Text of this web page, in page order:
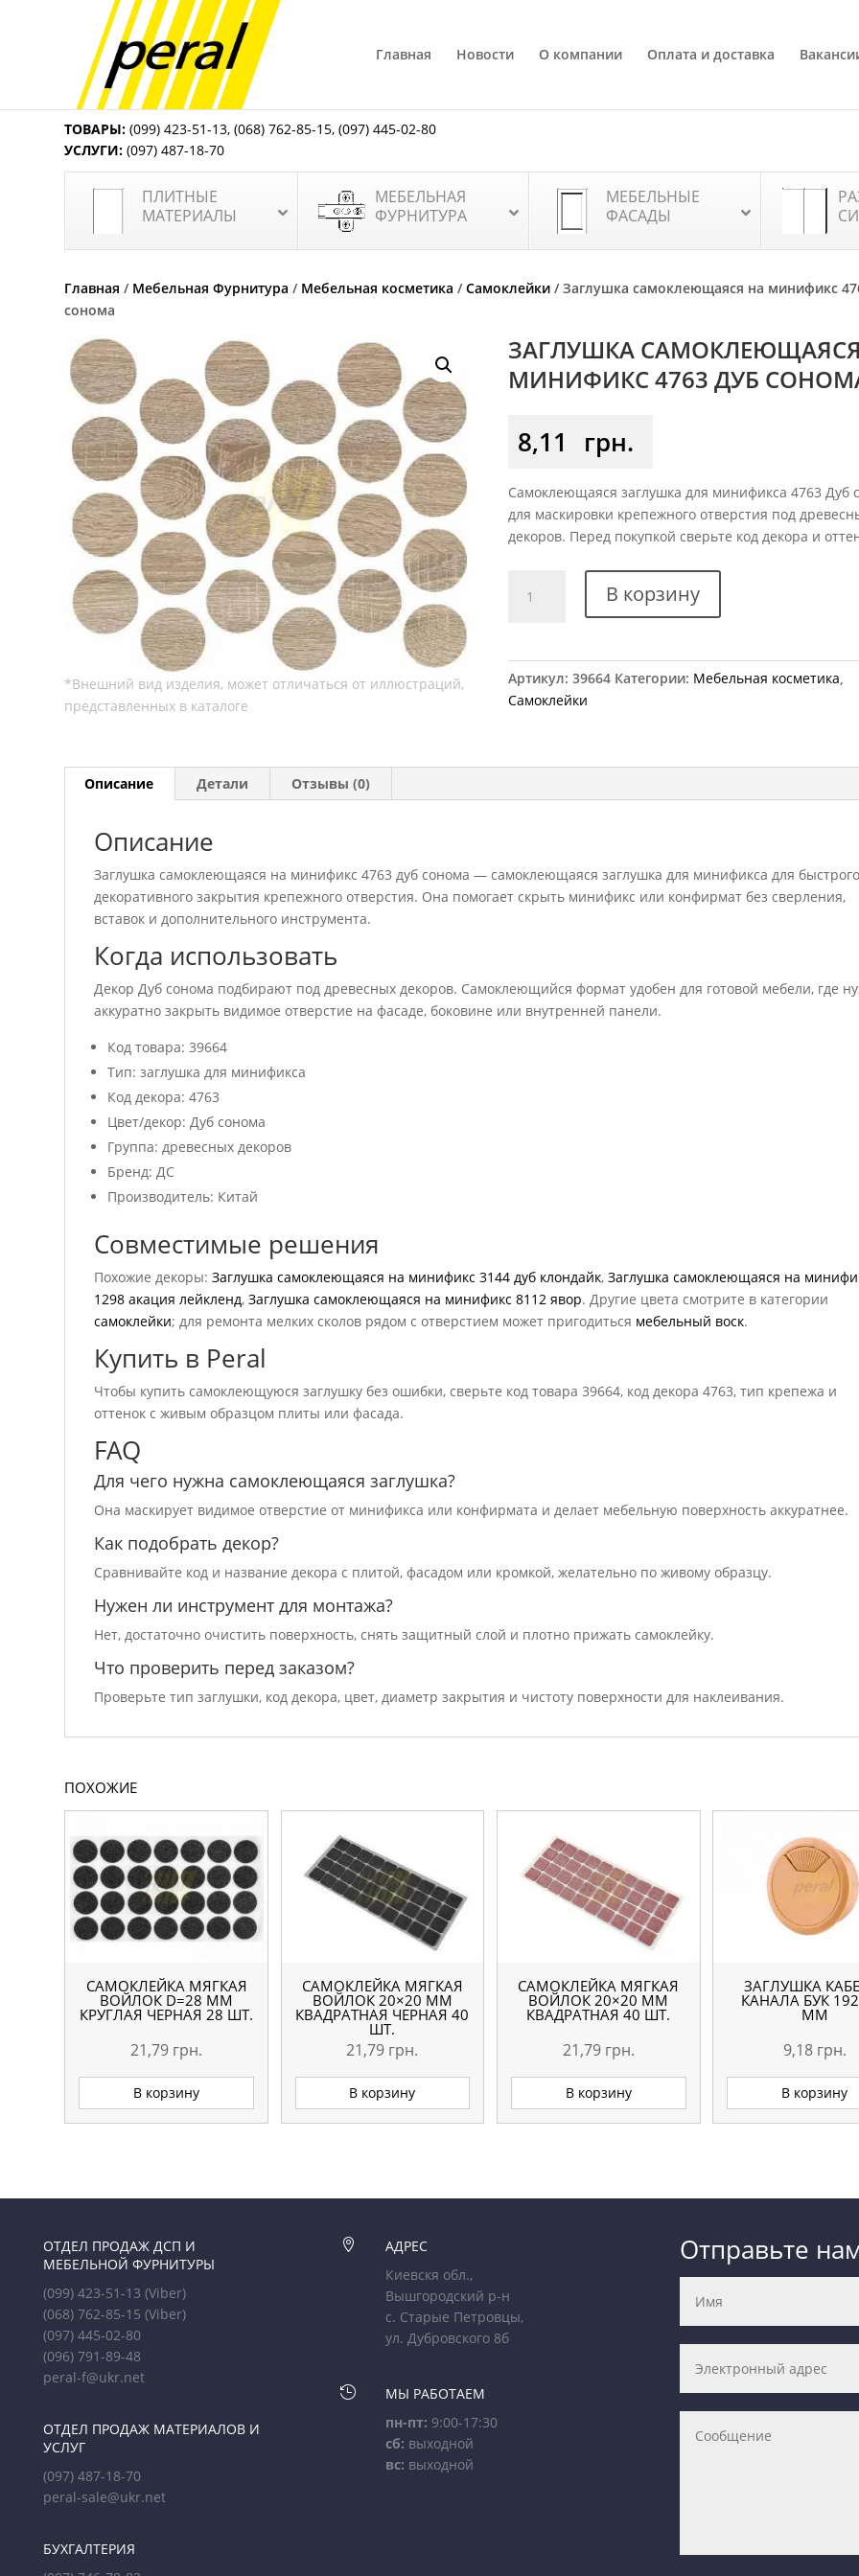
Главная Новости О компании Оплата и доставка
ТОВАРЫ: (099) 423-51-13,(068) 762-85-15,(097) 445-02-80
УСЛУГИ: (097) 487-18-70
ПЛИТНЫЕ
МАТЕРИАЛЫ
МЕБЕЛЬНАЯ
ФУРНИТУРА
МЕБЕЛЬНЫЕ
ФАСАДЫ
Главная / Мебельная Фурнитура / Мебельная косметика /Самоклейки / Заглушка самоклеющаяся на минификс
сонома
ЗАГЛУШКА
МИНИФИКС 4763 ДУБ
8,11 грн.
Самоклеющаяся заглушка для минификса 4763 Дуб
для маскировки крепежного отверстия под
декоров. Перед покупкой сверьте код декора и
товара
минификс
В корзину
Артикул:39664 Категории: Мебельная косметика,
Самоклейки
Описание Детали Отзывы (0)
Описание
Заглушка самоклеющаяся на минификс 4763 дуб сонома — самоклеющаяся заглушка для минификса для быстрого
декоративного закрытия крепежного отверстия. Она помогает скрыть минификс или конфирмат без сверления,
вставок и дополнительного инструмента.
Когда использовать
Декор Дуб сонома подбирают под древесных декоров. Самоклеющийся формат удобен для готовой мебели, где
аккуратно закрыть видимое отверстие на фасаде, боковине или внутренней панели.
Код товара: 39664
Тип: заглушка для минификса
Код декора: 4763
Цвет/декор: Дуб сонома
Группа: древесных декоров
Бренд: ДС
Производитель: Китай
Совместимые решения
Похожие декоры:Заглушка самоклеющаяся на минификс 3144 дуб клондайк,Заглушка самоклеющаяся на
1298 акация лейкленд,Заглушка самоклеющаяся на минификс 8112 явор. Другие цвета смотрите в категории
самоклейки; для ремонта мелких сколов рядом с отверстием может пригодиться мебельный воск.
Купить в Peral
Чтобы купить самоклеющуюся заглушку без ошибки, сверьте код товара 39664, код декора 4763, тип крепежа и
оттенок с живым образцом плиты или фасада.
FAQ
Для чего нужна самоклеющаяся заглушка?
Она маскирует видимое отверстие от минификса или конфирмата и делает мебельную поверхность аккуратнее.
Как подобрать декор?
Сравнивайте код и название декора с плитой, фасадом или кромкой, желательно по живому образцу.
Нужен ли инструмент для монтажа?
Нет, достаточно очистить поверхность, снять защитный слой и плотно прижать самоклейку.
Что проверить перед заказом?
Проверьте тип заглушки, код декора, цвет, диаметр закрытия и чистоту поверхности для наклеивания.
ПОХОЖИЕ
САМОКЛЕЙКА МЯГКАЯ
ВОЙЛОК D=28 ММ
КРУГЛАЯ ЧЕРНАЯ 28 ШТ.
21,79 грн.
В корзину
САМОКЛЕЙКА МЯГКАЯ
ВОЙЛОК 20×20 ММ
КВАДРАТНАЯ ЧЕРНАЯ 40
ШТ.
21,79 грн.
В корзину
САМОКЛЕЙКА МЯГКАЯ
ВОЙЛОК 20×20 ММ
КВАДРАТНАЯ 40 ШТ.
21,79 грн.
В корзину
ЗАГЛУШКА
КАНАЛА БУК
ММ
9,18 грн.
В корзину
ОТДЕЛ ПРОДАЖ ДСП И
МЕБЕЛЬНОЙ ФУРНИТУРЫ
(099) 423-51-13(Viber)
(068) 762-85-15(Viber)
(097) 445-02-80
(096) 791-89-48
peral-f@ukr.net
ОТДЕЛ ПРОДАЖ МАТЕРИАЛОВ И
УСЛУГ
(097) 487-18-70
peral-sale@ukr.net
БУХГАЛТЕРИЯ

АДРЕС
Киевскя обл.,
Вышгородский р-н
с. Старые Петровцы,
ул. Дубровского 8б

МЫ РАБОТАЕМ
пн-пт: 9:00-17:30
сб: выходной
вс: выходной
Отправьте